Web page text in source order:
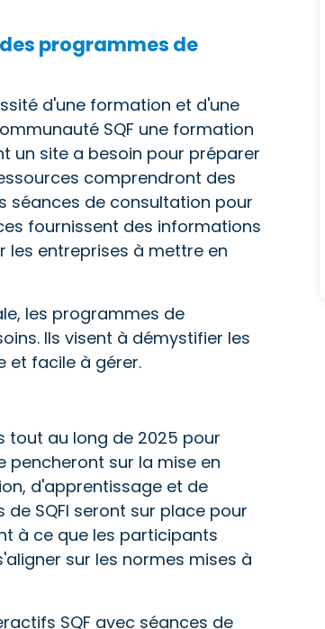
programmes de
d'une formation et d'une
SQF une formation
un site a besoin pour préparer
comprendront des
séances de consultation pour
fournissent des informations
entreprises à mettre en
les programmes de
Ils visent à démystifier les
et facile à gérer.
tout au long de 2025 pour
pencheront sur la mise en
d'apprentissage et de
SQFI seront sur place pour
à ce que les participants
sur les normes mises à
SQF avec séances de